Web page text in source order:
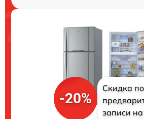
-20%
Скидка по
записи на